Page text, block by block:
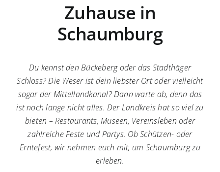
Zuhause in
Schaumburg
Du kennst den Bückeberg oder das Stadthäger
Schloss? Die Weser ist dein liebster Ort oder vielleicht
sogar der Mittellandkanal? Dann warte ab, denn das
ist noch lange nicht alles. Der Landkreis hat so viel zu
bieten – Restaurants, Museen, Vereinsleben oder
zahlreiche Feste und Partys. Ob Schützen- oder
Erntefest, wir nehmen euch mit, um Schaumburg zu
erleben.